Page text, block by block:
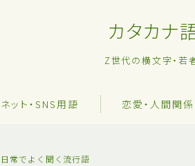
カタカナ
Z世代の横文字・若
ネット・SNS用語 恋愛・人間関
日常でよく聞く流行語